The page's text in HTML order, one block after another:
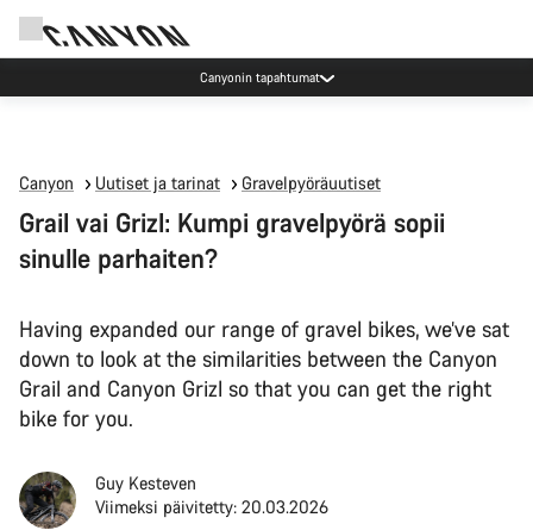
Canyonin tapahtumat
Canyon Uutiset ja tarinat Gravelpyöräuutiset
Grail vai Grizl: Kumpi gravelpyörä sopii
sinulle parhaiten?
Having expanded our range of gravel bikes, we’ve sat
down to look at the similarities between the Canyon
Grail and Canyon Grizl so that you can get the right
bike for you.
Guy Kesteven
Viimeksi päivitetty: 20.03.2026